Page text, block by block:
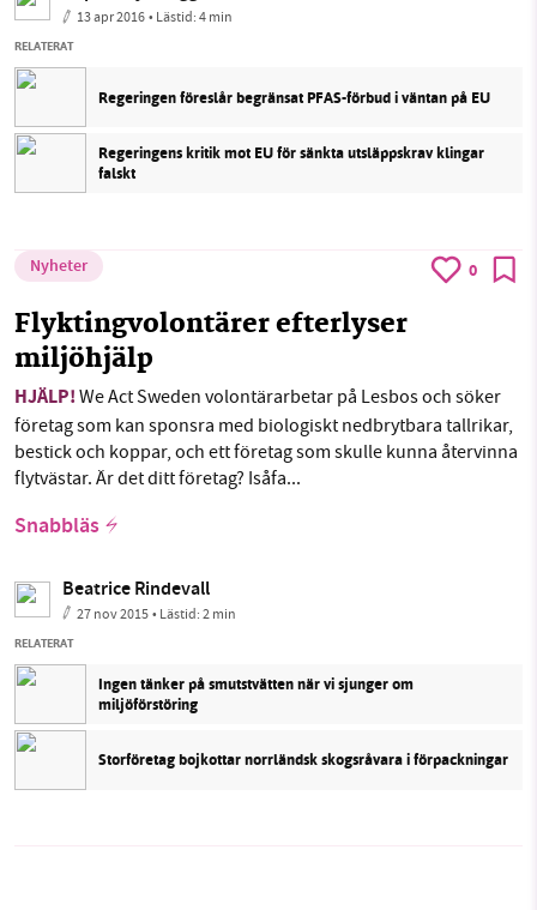
13 apr 2016• Lästid:4 min
RELATERAT
Regeringen föreslår begränsat PFAS-förbud i väntan på EU
Regeringens kritik mot EU för sänkta utsläppskrav klingar
falskt
Nyheter 0
Flyktingvolontärer efterlyser
miljöhjälp
HJÄLP! We Act Sweden volontärarbetar på Lesbos och söker
företag som kan sponsra med biologiskt nedbrytbara tallrikar,
bestick och koppar, och ett företag som skulle kunna återvinna
flytvästar. Är det ditt företag? Isåfa...
Snabbläs
Beatrice Rindevall
27 nov 2015• Lästid:2 min
RELATERAT
Ingen tänker på smutstvätten när vi sjunger om
miljöförstöring
Storföretag bojkottar norrländsk skogsråvara i förpackningar
Läs vad vi vill göra